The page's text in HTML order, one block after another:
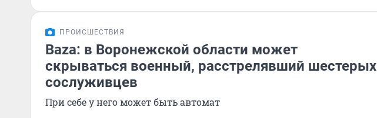
ПРОИСШЕСТВИЯ
Baza: в Воронежской области может
скрываться военный, расстрелявший шестерых
сослуживцев
При себе у него может быть автомат